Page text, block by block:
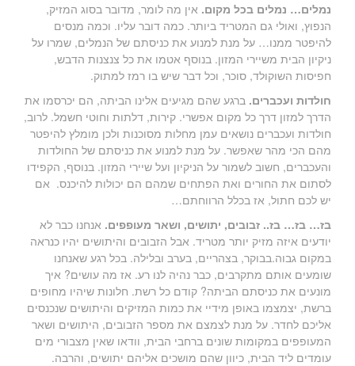
נמלים… נמלים בכל מקום. אין מה לומר, מדובר בסוג המזיק,
הנפוץ, ואולי גם המטריד ביותר. כמה דובר עליו. וכמה מנסים
להיפטר ממנו… על מנת למנוע את כניסתם של הנמלים, שמרו על
ניקיון הבית משיירי המזון. בנוסף אטמו את כל צנצנות הדבש,
חפיסות השוקולד, סוכר, וכל דבר שיש בו רמז למתוק.
חולדות ועכברים. ברגע שהם מגיעים אלינו הביתה, הם יכרסמו את
הדרך למזון דרך כל מקום אפשרי. קירות, דלתות וחוטי חשמל. לרוב,
חולדות ועכברים נושאים עמן מחלות מסוכנות ולכן מומלץ להיפטר
מהם הכי מהר שאפשר. על מנת למנוע את כניסתם של החולדות
והעכברים, חשוב לשמור על הניקיון ועל שיירי המזון. בנוסף, הקפידו
לסתום את החורים ואת הפתחים שמהם הם יכולות להיכנס. אם
יש לכם חתול, אז בכלל הרווחתם…
בז… בז… בז.. זבובים, יתושים, ושאר מעופפים. אנחנו כבר לא
יודעים איזה מזיק יותר מטריד. אבל הזבובים והיתושים יהיו כנראה
במקום גבוה.בבוקר, בצהריים, בערב ובלילה. בכל רגע שאנחנו
שומעים אותם מתקרבים, כבר נהיה לנו רע. אז מה עושים? איך
מונעים את כניסתם הביתה? קודם כל רשת. חלונות שיהיו מחופים
ברשת, יצמצמו באופן מידיי את כמות המזיקים והיתושים שנכנסים
אליכם לחדר. על מנת לצמצם את מספר הזבובים, היתושים ושאר
המעופפים במקומות שונים ברחבי הבית, וודאו שאין מצבורי מים
עומדים ליד הבית, כיוון שהם מושכים אליהם יתושים, והרבה.